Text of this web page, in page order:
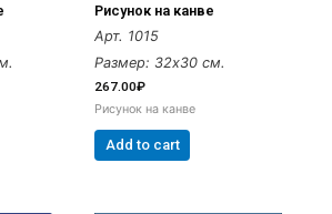
Рисунок на канве
Арт. 1015
Размер: 32х30 см.
267.00₽
Рисунок на канве
Add to cart